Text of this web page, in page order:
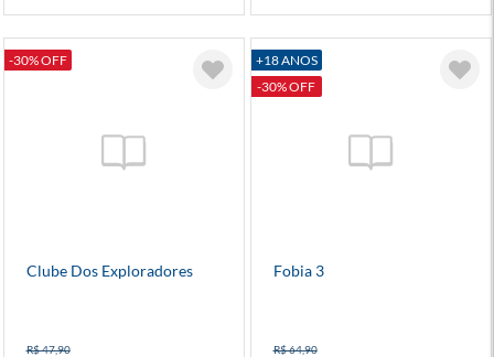
-30% OFF
Clube Dos Exploradores
R$ 47,90
+18 ANOS
-30% OFF
Fobia 3
R$ 64,90